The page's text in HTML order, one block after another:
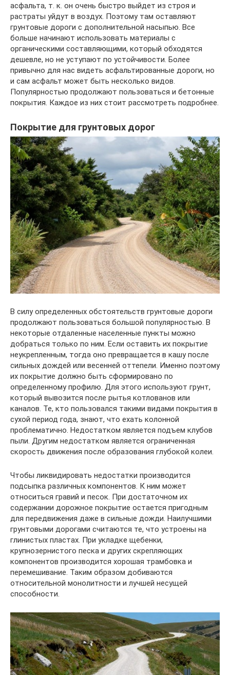
асфальта, т. к. он очень быстро выйдет из строя и
растраты уйдут в воздух. Поэтому там оставляют
грунтовые дороги с дополнительной насыпью. Все
больше начинают использовать материалы с
органическими составляющими, который обходятся
дешевле, но не уступают по устойчивости. Более
привычно для нас видеть асфальтированные дороги, но
и сам асфальт может быть несколько видов.
Популярностью продолжают пользоваться и бетонные
покрытия. Каждое из них стоит рассмотреть подробнее.
Покрытие для грунтовых дорог
В силу определенных обстоятельств грунтовые дороги
продолжают пользоваться большой популярностью. В
некоторые отдаленные населенные пункты можно
добраться только по ним. Если оставить их покрытие
неукрепленным, тогда оно превращается в кашу после
сильных дождей или весенней оттепели. Именно поэтому
их покрытие должно быть сформировано по
определенному профилю. Для этого используют грунт,
который вывозится после рытья котлованов или
каналов. Те, кто пользовался такими видами покрытия в
сухой период года, знают, что ехать колонной
проблематично. Недостатком является подъем клубов
пыли. Другим недостатком является ограниченная
скорость движения после образования глубокой колеи.
Чтобы ликвидировать недостатки производится
подсыпка различных компонентов. К ним может
относиться гравий и песок. При достаточном их
содержании дорожное покрытие остается пригодным
для передвижения даже в сильные дожди. Наилучшими
грунтовыми дорогами считаются те, что устроены на
глинистых пластах. При укладке щебенки,
крупнозернистого песка и других скрепляющих
компонентов производится хорошая трамбовка и
перемешивание. Таким образом добиваются
относительной монолитности и лучшей несущей
способности.